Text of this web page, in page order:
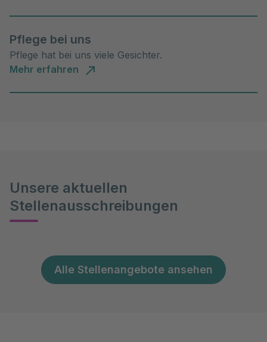
Pflege bei uns
Pflege hat bei uns viele Gesichter.
Mehr erfahren
Unsere aktuellen
Stellenausschreibungen
Alle Stellenangebote ansehen